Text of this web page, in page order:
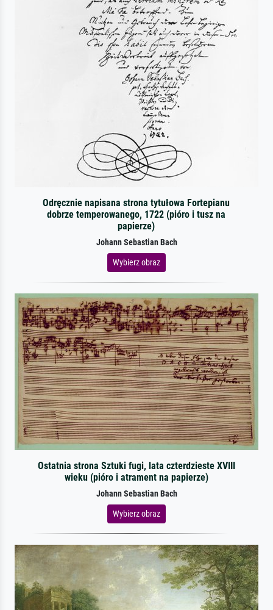
Odręcznie napisana strona tytułowa Fortepianu
dobrze temperowanego, 1722 (pióro i tusz na
papierze)
Johann Sebastian Bach
Wybierz obraz
Ostatnia strona Sztuki fugi, lata czterdzieste XVIII
wieku (pióro i atrament na papierze)
Johann Sebastian Bach
Wybierz obraz